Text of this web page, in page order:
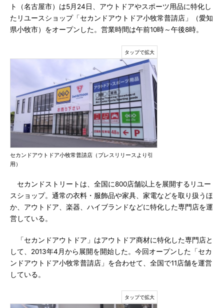
ト（名古屋市）は5月24日、アウトドアやスポーツ用品に特化し
たリユースショップ「セカンドアウトドア小牧常普請店」（愛知
県小牧市）をオープンした。営業時間は午前10時～午後8時。
セカンドアウトドア小牧常普請店（プレスリリースより引
用）
セカンドストリートは、全国に800店舗以上を展開するリユー
スショップ。通常の衣料・服飾品や家具、家電などを取り扱うほ
か、アウトドア、楽器、ハイブランドなどに特化した専門店を運
営している。
「セカンドアウトドア」はアウトドア商材に特化した専門店と
して、2013年4月から展開を開始した。今回オープンした「セカ
ンドアウトドア小牧常普請店」を合わせて、全国で11店舗を運営
している。